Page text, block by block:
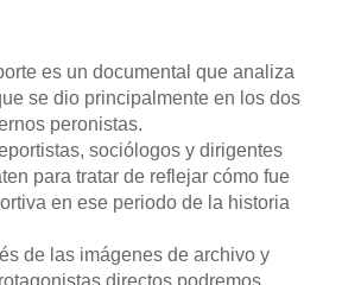
es un documental que analiza
se dio principalmente en los dos
peronistas.
sociólogos y dirigentes
para tratar de reflejar cómo fue
en ese periodo de la historia
de las imágenes de archivo y
directos podremos